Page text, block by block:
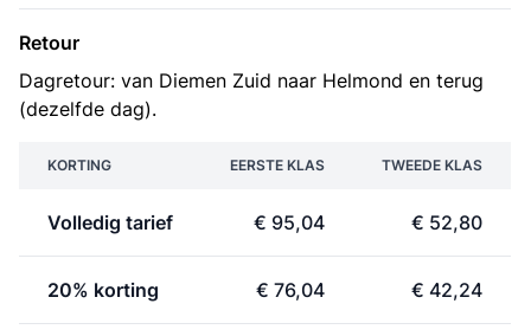
Retour
Dagretour: van Diemen Zuid naar Helmond en terug
(dezelfde dag).
KORTING EERSTE KLAS TWEEDE KLAS
Volledig tarief € 95,04 € 52,80
20% korting € 76,04 € 42,24